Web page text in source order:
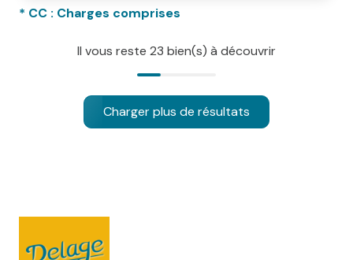
* CC : Charges comprises
Il vous reste 23 bien(s) à découvrir
Charger plus de résultats